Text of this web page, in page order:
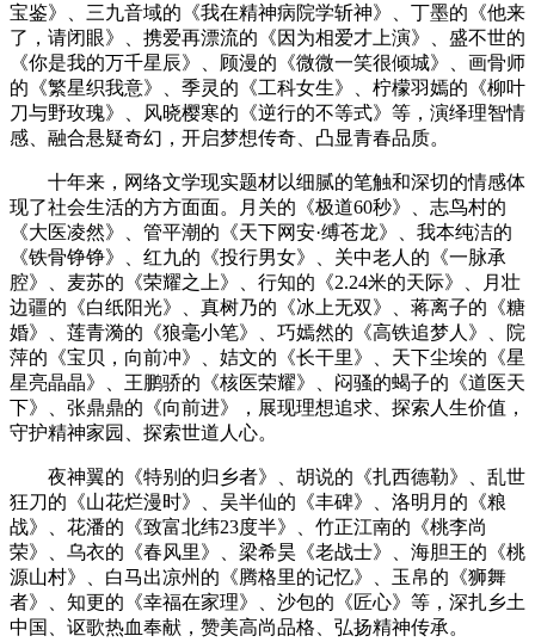
宝鉴》、三九音域的《我在精神病院学斩神》、丁墨的《他来
了，请闭眼》、携爱再漂流的《因为相爱才上演》、盛不世的
《你是我的万千星辰》、顾漫的《微微一笑很倾城》、画骨师
的《繁星织我意》、季灵的《工科女生》、柠檬羽嫣的《柳叶
刀与野玫瑰》、风晓樱寒的《逆行的不等式》等，演绎理智情
感、融合悬疑奇幻，开启梦想传奇、凸显青春品质。
十年来，网络文学现实题材以细腻的笔触和深切的情感体
现了社会生活的方方面面。月关的《极道60秒》、志鸟村的
《大医凌然》、管平潮的《天下网安·缚苍龙》、我本纯洁的
《铁骨铮铮》、红九的《投行男女》、关中老人的《一脉承
腔》、麦苏的《荣耀之上》、行知的《2.24米的天际》、月壮
边疆的《白纸阳光》、真树乃的《冰上无双》、蒋离子的《糖
婚》、莲青漪的《狼毫小笔》、巧嫣然的《高铁追梦人》、院
萍的《宝贝，向前冲》、姞文的《长干里》、天下尘埃的《星
星亮晶晶》、王鹏骄的《核医荣耀》、闷骚的蝎子的《道医天
下》、张鼎鼎的《向前进》，展现理想追求、探索人生价值，
守护精神家园、探索世道人心。
夜神翼的《特别的归乡者》、胡说的《扎西德勒》、乱世
狂刀的《山花烂漫时》、吴半仙的《丰碑》、洛明月的《粮
战》、花潘的《致富北纬23度半》、竹正江南的《桃李尚
荣》、乌衣的《春风里》、梁希昊《老战士》、海胆王的《桃
源山村》、白马出凉州的《腾格里的记忆》、玉帛的《狮舞
者》、知更的《幸福在家理》、沙包的《匠心》等，深扎乡土
中国、讴歌热血奉献，赞美高尚品格、弘扬精神传承。